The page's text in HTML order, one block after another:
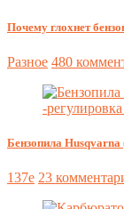
Почему глохнет
Разное 480
Бензопила Husqvarna
137e 23